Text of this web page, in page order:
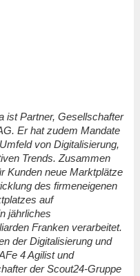
ist Partner, Gesellschafter
Er hat zudem Mandate
von Digitalisierung,
Trends. Zusammen
Kunden neue Marktplätze
des firmeneigenen
auf
jährliches
Franken verarbeitet.
der Digitalisierung und
4 Agilist und
der Scout24-Gruppe